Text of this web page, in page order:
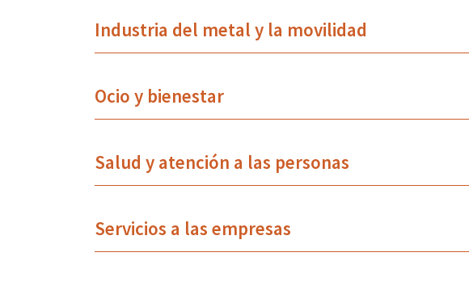
Industria del metal y la movilidad
Ocio y bienestar
Salud y atención a las personas
Servicios a las empresas